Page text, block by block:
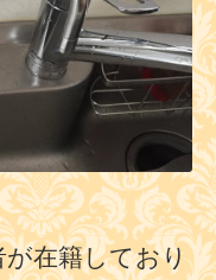
在籍しており